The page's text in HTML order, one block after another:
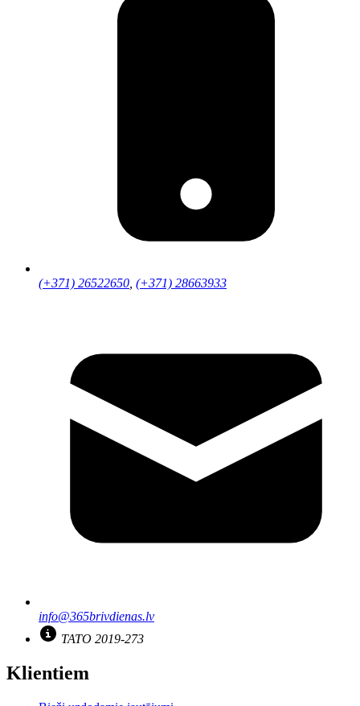
(+371) 26522650 (+371) 28663933
info@365brivdienas.lv
TATO 2019-273
Klientiem